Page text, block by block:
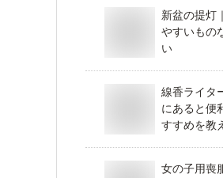
新盆の提灯
やすいもの
い
線香ライタ
にあると便
すすめを教
女の子用喪